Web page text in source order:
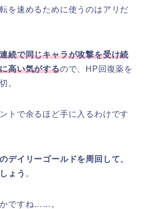
を速めるために使うのはアリだ
続で同じキャラが攻撃を受け続
高い気がするので、HP回復薬を
。
トで余るほど手に入るわけです
デイリーゴールドを周回して、
ょう 。
ですね……。